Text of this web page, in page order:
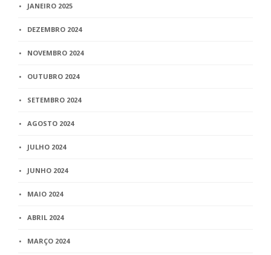
JANEIRO 2025
DEZEMBRO 2024
NOVEMBRO 2024
OUTUBRO 2024
SETEMBRO 2024
AGOSTO 2024
JULHO 2024
JUNHO 2024
MAIO 2024
ABRIL 2024
MARÇO 2024